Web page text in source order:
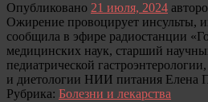
Опубликовано 21 июля, 2024
Ожирение провоцирует инсульты,
сообщила в эфире радиостанции
медицинских наук, старший
педиатрической
и диетологии НИИ питания Елена
Рубрика: Болезни и лекарства